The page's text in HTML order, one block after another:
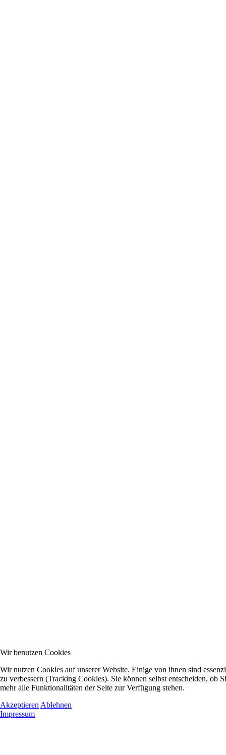
Wir benutzen Cookies
Wir nutzen Cookies auf unserer Website. Einige von ihnen sind
zu verbessern (Tracking Cookies). Sie können selbst entscheiden, ob
mehr alle Funktionalitäten der Seite zur Verfügung stehen.
Akzeptieren Ablehnen
Impressum